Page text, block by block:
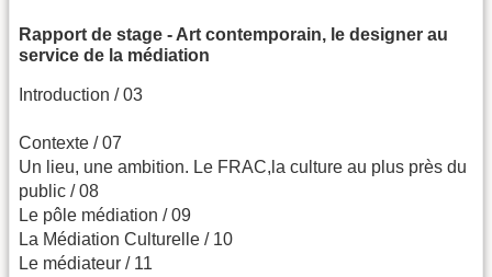
Rapport de stage - Art contemporain, le designer au
service de la médiation
Introduction / 03
Contexte / 07
Un lieu, une ambition. Le FRAC,la culture au plus près du
public / 08
Le pôle médiation / 09
La Médiation Culturelle / 10
Le médiateur / 11